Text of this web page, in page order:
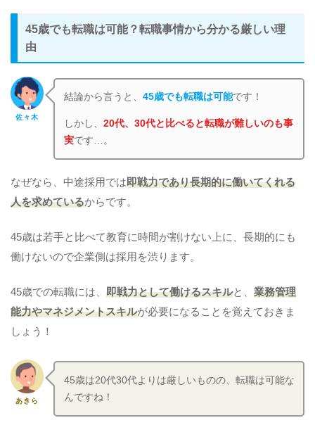
45歳でも転職は可能？転職事情から分かる厳しい理
由
佐々木
結論から言うと、45歳でも転職は可能です！
しかし、20代、30代と比べると転職が難しいのも事
実です…。
なぜなら、中途採用では即戦力であり長期的に働いてくれる
人を求めているからです。
45歳は若手と比べて教育に時間が割けない上に、長期的にも
働けないので企業側は採用を渋ります。
45歳での転職には、 即戦力として働けるスキルと、 業務管理
能力やマネジメントスキルが必要になることを覚えておきま
しょう！
あきら
45歳は20代30代よりは厳しいものの、転職は可能な
んですね！